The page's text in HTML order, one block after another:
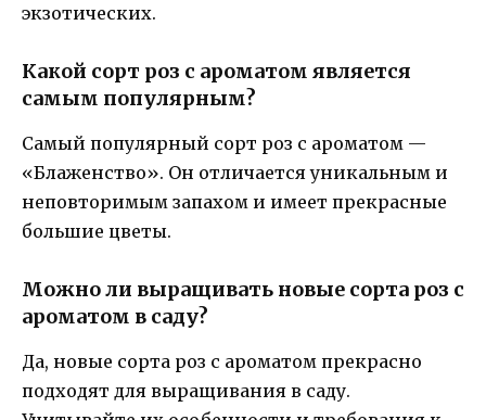
экзотических.
Какой сорт роз с ароматом является
самым популярным?
Самый популярный сорт роз с ароматом —
«Блаженство». Он отличается уникальным и
неповторимым запахом и имеет прекрасные
большие цветы.
Можно ли выращивать новые сорта роз с
ароматом в саду?
Да, новые сорта роз с ароматом прекрасно
подходят для выращивания в саду.